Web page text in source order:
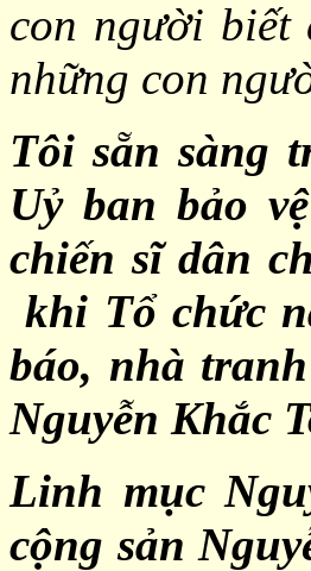
con người biết
những con
Tôi sẵn sàng
Uỷ ban bảo
chiến sĩ dân
khi Tổ chức
báo, nhà
Nguyễn Khắc
Linh mục
cộng sản